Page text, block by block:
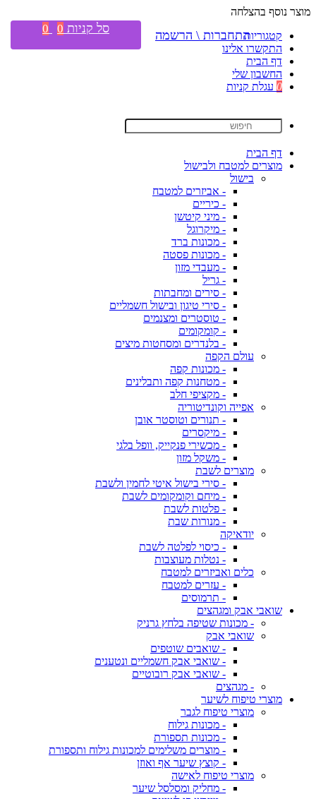
מוצר נוסף בהצלחה
קטגוריות
התקשרו אלינו
דף הבית
החשבון שלי
0 עגלת קניות
דף הבית
מוצרים למטבח ולבישול
בישול
- אביזרים למטבח
- כיריים
- מיני קיטשן
- מיקרוגל
- מכונות ברד
- מכונות פסטה
- מעבדי מזון
- גריל
- סירים ומחבתות
- סירי טיגון ובישול חשמליים
- טוסטרים ומצנמים
- קומקומים
- בלנדרים ומסחטות מיצים
עולם הקפה
- מכונות קפה
- מטחנות קפה ותבלינים
- מקציפי חלב
אפייה וקונדיטוריה
- תנורים וטוסטר אובן
- מיקסרים
- מכשירי פנקייק, וופל בלגי
- משקל מזון
מוצרים לשבת
- סירי בישול איטי לחמין ולשבת
- מיחם וקומקומים לשבת
- פלטות לשבת
- מנורות שבת
יודאיקה
- כיסוי לפלטה לשבת
- נטלות מעוצבות
כלים ואביזרים למטבח
- עזרים למטבח
- תרמוסים
שואבי אבק ומגהצים
- מכונות שטיפה בלחץ גרניק
שואבי אבק
- שואבים שוטפים
- שואבי אבק חשמליים ונטענים
- שואבי אבק רובוטיים
- מגהצים
מוצרי טיפוח לשיער
מוצרי טיפוח לגבר
- מכונות גילוח
- מכונות תספורת
- מוצרים משלימים למכונות גילוח ותספורת
- קוצץ שיער אף ואוזן
מוצרי טיפוח לאישה
- מחליק ומסלסל שיער
התחברות \ הרשמה סל קניות 0
0